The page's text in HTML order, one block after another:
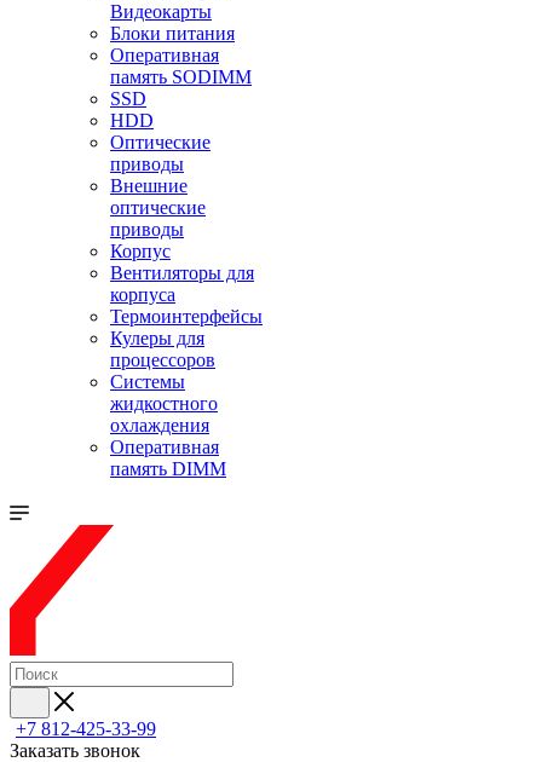
Видеокарты
Блоки питания
Оперативная
память SODIMM
SSD
HDD
Оптические
приводы
Внешние
оптические
приводы
Корпус
Вентиляторы для
корпуса
Термоинтерфейсы
Кулеры для
процессоров
Системы
жидкостного
охлаждения
Оперативная
память DIMM
+7 812-425-33-99
Заказать звонок